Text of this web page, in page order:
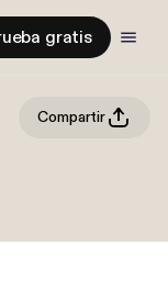
gratis
Compartir